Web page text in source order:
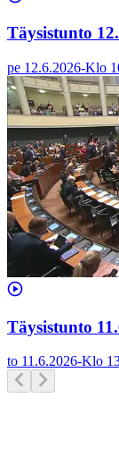
Täysistunto
pe 12.6.2026-Klo
Täysistunto
to 11.6.2026-Klo